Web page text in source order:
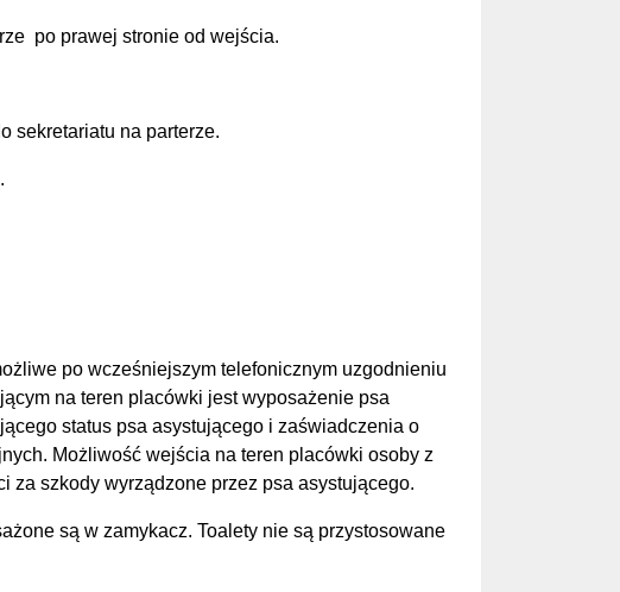
po prawej stronie od wejścia.
sekretariatu na parterze.
po wcześniejszym telefonicznym uzgodnieniu
na teren placówki jest wyposażenie psa
status psa asystującego i zaświadczenia o
Możliwość wejścia na teren placówki osoby z
za szkody wyrządzone przez psa asystującego.
są w zamykacz. Toalety nie są przystosowane